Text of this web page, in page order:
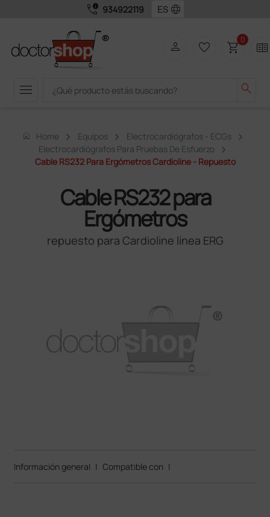
call_quality 934922119 language
menu search
person favorite_border shopping_cart0 two_pager
home Home Equipos
Electrocardiógrafos - ECGs
Electrocardiógrafos Para Pruebas De Esfuerzo
Cable RS232 Para Ergómetros Cardioline - Repuesto
Cable RS232 para
Ergómetros
repuesto para Cardioline línea ERG
Información general | Compatible con |